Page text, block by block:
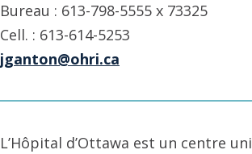
Bureau : 613-798-5555 x 73325
Cell. : 613-614-5253
jganton@ohri.ca
L’Hôpital d’Ottawa est un centre